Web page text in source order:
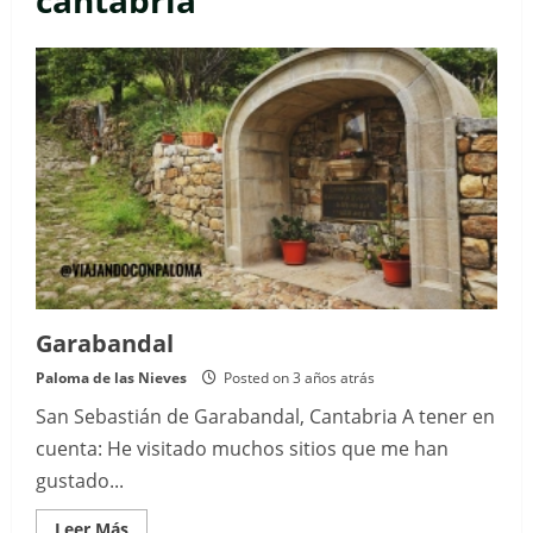
Garabandal
Paloma de las Nieves Posted on 3 años atrás
San Sebastián de Garabandal, Cantabria A tener en
cuenta: He visitado muchos sitios que me han
gustado...
Read